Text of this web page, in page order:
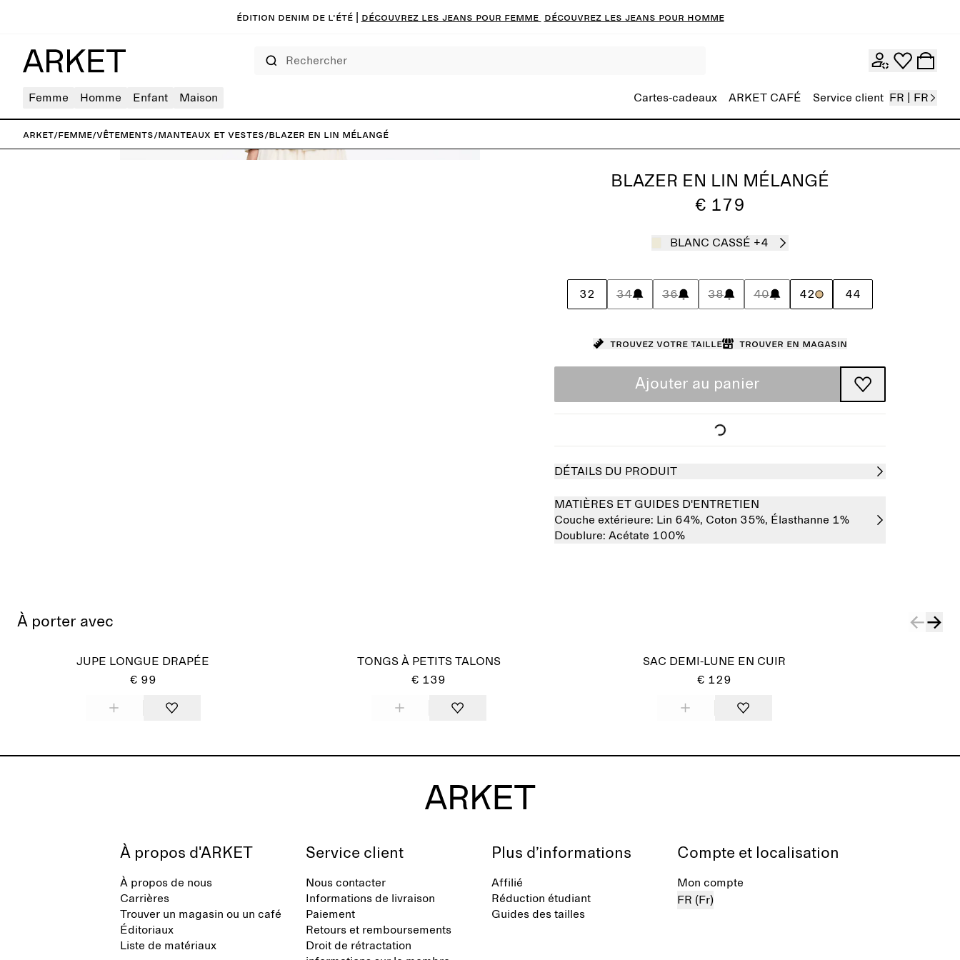
Édition denim de l'été | Découvrez les jeans pour femme Découvrez les jeans pour homme
Femme Homme Enfant Maison Cartes-cadeaux ARKET CAFÉ Service client FR | FR
ARKET/Femme/Vêtements/Manteaux et vestes/Blazer en lin mélangé
BLAZER EN LIN MÉLANGÉ
€ 179
BLANC CASSÉ +4
32 34 36 38 40 42 44
Trouvez votre taille Trouver en magasin
Ajouter au panier
DÉTAILS DU PRODUIT
MATIÈRES ET GUIDES D'ENTRETIEN
Couche extérieure: Lin 64%, Coton 35%, Élasthanne 1%
Doublure: Acétate 100%
À porter avec
JUPE LONGUE DRAPÉE
€ 99
TONGS À PETITS TALONS
€ 139
SAC DEMI-LUNE EN CUIR
€ 129
À propos d'ARKET
À propos de nous
Carrières
Trouver un magasin ou un café
Éditoriaux
Liste de matériaux
Service client
Nous contacter
Informations de livraison
Paiement
Retours et remboursements
Droit de rétractation
Plus d’informations
Affilié
Réduction étudiant
Guides des tailles
Compte et localisation
Mon compte
FR (Fr)